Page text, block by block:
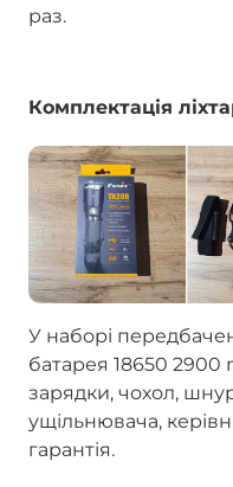
раз.
Комплектація
У наборі
батарея 18650 2900
зарядки, чохол,
ущільнювача,
гарантія.